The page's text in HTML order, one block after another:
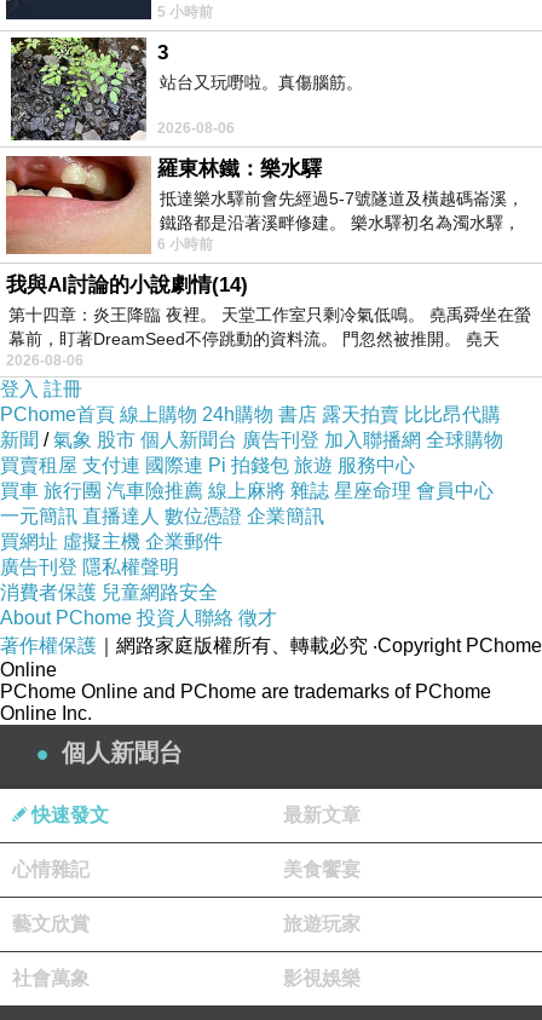
我(不爽):法官大人您還沒回覆原告
狀中
六大提問點?
法官(問老夫之子):看的見投影機內容中的查報單
嗎?!
她說的王八段7444地號圍牆S平方公尺
就是指這個!有要補充說明嗎?
老夫之子(解釋):測量員用精密儀器測成的占用面
積
已經精準測量到是X平方公尺!
我(氣憤):哪有精準都是約數面積!
法官(交代記錄):成果圖作出來都是約數面積!
我 (提問):法官大人長是7嗎? 寬是2嗎?2x7=14是
嗎?!
你們都是這樣計算面積是嗎
我已向地政司還有內政部申訴芭樂地政
法官(解釋):成果圖跟我沒關係
如下 )
司、內政部
申訴等待回覆
除!
法官(不理會解釋):4個月內提出再審理否則撤告!
我(不語心想 再爭議也沒用!這是一場不對等的審
判!
老夫之子(插話):為什麼是向地政司、內政部?
而不是芭樂市政府?
老闆、遠見．天下文化創辦人高希均教
5 小時前
3
站台又玩嘢啦。真傷腦筋。
2026-08-06
羅東林鐵：樂水驛
抵達樂水驛前會先經過5-7號隧道及橫越碼崙溪，
鐵路都是沿著溪畔修建。 樂水驛初名為濁水驛，
但因與臺鐵集集線車站同名，於1953
6 小時前
我與AI討論的小說劇情(14)
第十四章：炎王降臨 夜裡。 天堂工作室只剩冷氣低鳴。 堯禹舜坐在螢
幕前，盯著DreamSeed不停跳動的資料流。 門忽然被推開。 堯天
2026-08-06
登入 註冊
PChome首頁 線上購物 24h購物 書店 露天拍賣 比比昂代購
新聞 /氣象 股市 個人新聞台 廣告刊登 加入聯播網 全球購物
買賣租屋 支付連 國際連 Pi 拍錢包 旅遊 服務中心
買車 旅行團 汽車險推薦 線上麻將 雜誌 星座命理 會員中心
一元簡訊 直播達人 數位憑證 企業簡訊
買網址 虛擬主機 企業郵件
廣告刊登 隱私權聲明
消費者保護 兒童網路安全
About PChome 投資人聯絡 徵才
著作權保護 ｜網路家庭版權所有、轉載必究 ‧Copyright PChome
Online
PChome Online and PChome are trademarks of PChome
Online Inc.
個人新聞台
快速發文 最新文章
心情雜記 美食饗宴
藝文欣賞 旅遊玩家
社會萬象 影視娛樂